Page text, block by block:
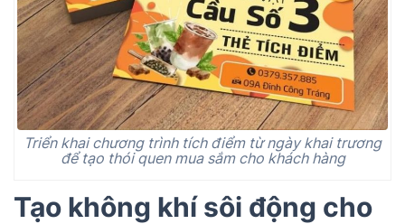
Triển khai chương trình tích điểm từ ngày khai trương
để tạo thói quen mua sắm cho khách hàng
Tạo không khí sôi động cho